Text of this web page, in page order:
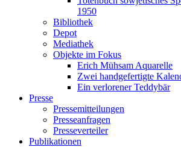
1950
Bibliothek
Depot
Mediathek
Objekte im Fokus
Erich Mühsam Aquarelle
Zwei handgefertigte
Ein verlorener Teddybär
Presse
Pressemitteilungen
Presseanfragen
Presseverteiler
Publikationen